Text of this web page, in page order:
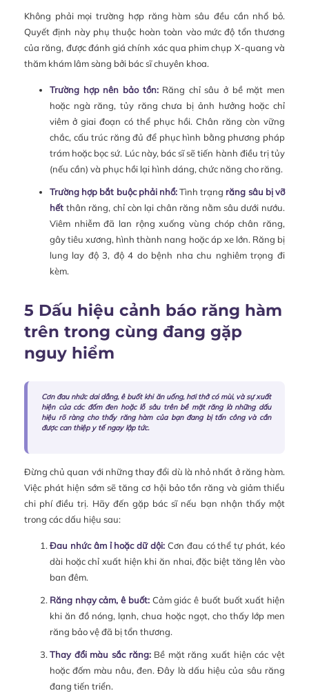
Không phải mọi trường hợp răng hàm sâu đều cần nhổ bỏ.
Quyết định này phụ thuộc hoàn toàn vào mức độ tổn thương
của răng, được đánh giá chính xác qua phim chụp X-quang và
thăm khám lâm sàng bởi bác sĩ chuyên khoa.
Trường hợp nên bảo tồn:Răng chỉ sâu ở bề mặt men
hoặc ngà răng, tủy răng chưa bị ảnh hưởng hoặc chỉ
viêm ở giai đoạn có thể phục hồi. Chân răng còn vững
chắc, cấu trúc răng đủ để phục hình bằng phương pháp
trám hoặc bọc sứ. Lúc này, bác sĩ sẽ tiến hành điều trị tủy
(nếu cần) và phục hồi lại hình dáng, chức năng cho răng.
Trường hợp bắt buộc phải nhổ:Tình trạng răng sâu bị vỡ
hếtthân răng, chỉ còn lại chân răng nằm sâu dưới nướu.
Viêm nhiễm đã lan rộng xuống vùng chóp chân răng,
gây tiêu xương, hình thành nang hoặc áp xe lớn. Răng bị
lung lay độ 3, độ 4 do bệnh nha chu nghiêm trọng đi
kèm.
5 Dấu hiệu cảnh báo răng hàm
trên trong cùng đang gặp
nguy hiểm
Cơn đau nhức dai dẳng, ê buốt khi ăn uống, hơi thở có mùi, và sự xuất
hiện của các đốm đen hoặc lỗ sâu trên bề mặt răng là những dấu
hiệu rõ ràng cho thấy răng hàm của bạn đang bị tấn công và cần
được can thiệp y tế ngay lập tức.
Đừng chủ quan với những thay đổi dù là nhỏ nhất ở răng hàm.
Việc phát hiện sớm sẽ tăng cơ hội bảo tồn răng và giảm thiểu
chi phí điều trị. Hãy đến gặp bác sĩ nếu bạn nhận thấy một
trong các dấu hiệu sau:
Đau nhức âm ỉ hoặc dữ dội: Cơn đau có thể tự phát, kéo
dài hoặc chỉ xuất hiện khi ăn nhai, đặc biệt tăng lên vào
ban đêm.
Răng nhạy cảm, ê buốt:Cảm giác ê buốt buốt xuất hiện
khi ăn đồ nóng, lạnh, chua hoặc ngọt, cho thấy lớp men
răng bảo vệ đã bị tổn thương.
Thay đổi màu sắc răng:Bề mặt răng xuất hiện các vệt
hoặc đốm màu nâu, đen. Đây là dấu hiệu của sâu răng
đang tiến triển.